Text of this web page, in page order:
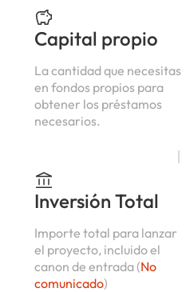
Capital propio
La cantidad que necesitas
en fondos propios para
obtener los préstamos
necesarios.
Inversión Total
Importe total para lanzar
el proyecto, incluido el
canon de entrada (No
comunicado)